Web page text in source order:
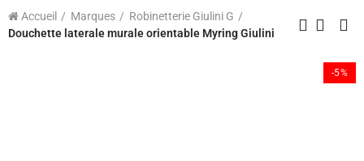
Accueil Marques
Robinetterie Giulini G
Douchette laterale murale orientable Myring Giulini
-5%